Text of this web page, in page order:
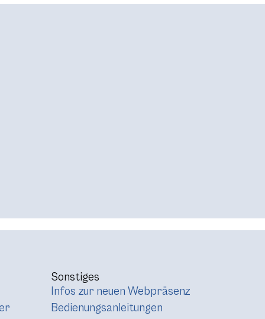
Sonstiges
Infos zur neuen Webpräsenz
Bedienungsanleitungen